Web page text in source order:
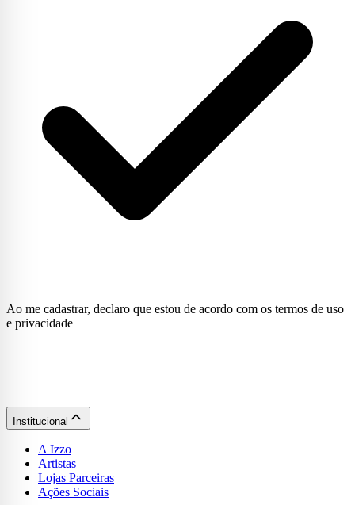
Ao me cadastrar, declaro que estou de acordo com os termos de uso
e privacidade
Institucional
A Izzo
Artistas
Lojas Parceiras
Ações Sociais